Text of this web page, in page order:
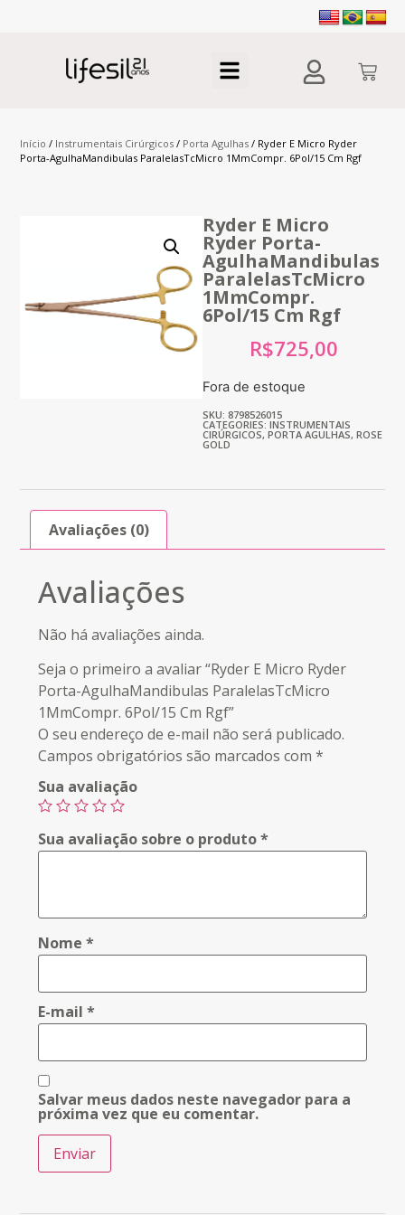
Início / Instrumentais Cirúrgicos / Porta Agulhas / Ryder E Micro Ryder
Porta-AgulhaMandibulas ParalelasTcMicro 1MmCompr. 6Pol/15 Cm Rgf
Ryder E Micro
Ryder Porta-
AgulhaMandibulas
ParalelasTcMicro
1MmCompr.
6Pol/15 Cm Rgf
R$725,00
Fora de estoque
SKU: 8798526015
CATEGORIES: INSTRUMENTAIS
CIRÚRGICOS, PORTA AGULHAS, ROSE
GOLD
Avaliações (0)
Avaliações
Não há avaliações ainda.
Seja o primeiro a avaliar “Ryder E Micro Ryder
Porta-AgulhaMandibulas ParalelasTcMicro
1MmCompr. 6Pol/15 Cm Rgf”
O seu endereço de e-mail não será publicado.
Campos obrigatórios são marcados com*
Sua avaliação
Sua avaliação sobre o produto*
Nome*
E-mail*
Salvar meus dados neste navegador para a
próxima vez que eu comentar.